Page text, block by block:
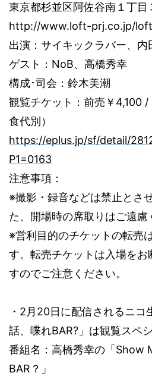
東京都杉並区阿佐谷南１丁目
http://www.loft-prj.co.jp/
出演：サイキックラバー、内
ゲスト： NoB、高橋秀幸
構成･司会：鈴木美潮
観覧チケット：前売￥ 4,100 /
食代別）
https://eplus.jp/sf/detail/
P1=0163
注意事項：
※撮影・録音などは禁止とさ
た、開場時の席取りはご遠慮
※営利目的のチケットの転売
す。転売チケットは入場をお
すのでご注意ください。
・ 2 月 20日に配信されるニコ
話、喋れBAR? 」は観覧スペ
番組名：高橋秀幸の「 Show
BAR ？」